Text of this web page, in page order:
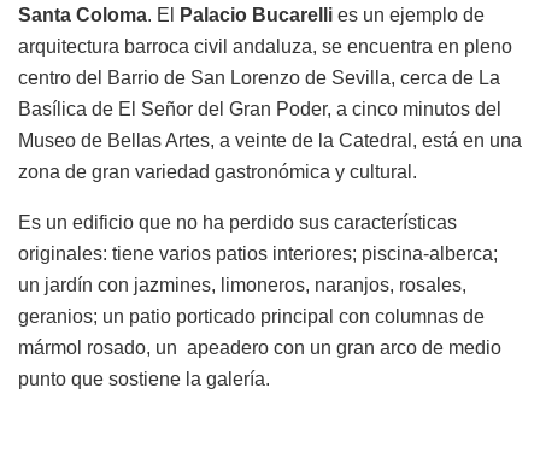
Santa Coloma. El Palacio Bucarelli es un ejemplo de
arquitectura barroca civil andaluza, se encuentra en pleno
centro del Barrio de San Lorenzo de Sevilla, cerca de La
Basílica de El Señor del Gran Poder, a cinco minutos del
Museo de Bellas Artes, a veinte de la Catedral, está en una
zona de gran variedad gastronómica y cultural.
Es un edificio que no ha perdido sus características
originales: tiene varios patios interiores; piscina-alberca;
un jardín con jazmines, limoneros, naranjos, rosales,
geranios; un patio porticado principal con columnas de
mármol rosado, un apeadero con un gran arco de medio
punto que sostiene la galería.